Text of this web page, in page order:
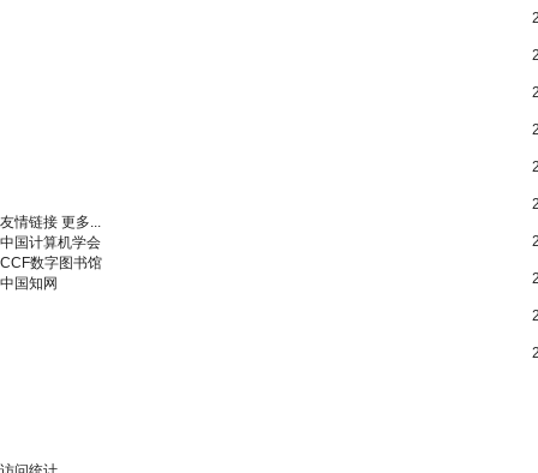
友情链接 更多...
中国计算机学会
CCF数字图书馆
中国知网